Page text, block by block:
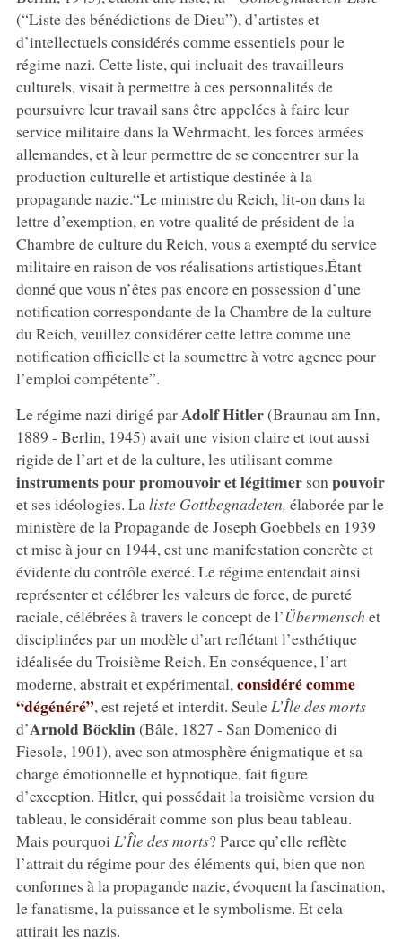
(“Liste des bénédictions de Dieu”), d’artistes et
d’intellectuels considérés comme essentiels pour le
régime nazi. Cette liste, qui incluait des travailleurs
culturels, visait à permettre à ces personnalités de
poursuivre leur travail sans être appelées à faire leur
service militaire dans la Wehrmacht, les forces armées
allemandes, et à leur permettre de se concentrer sur la
production culturelle et artistique destinée à la
propagande nazie.“Le ministre du Reich, lit-on dans la
lettre d’exemption, en votre qualité de président de la
Chambre de culture du Reich, vous a exempté du service
militaire en raison de vos réalisations artistiques.Étant
donné que vous n’êtes pas encore en possession d’une
notification correspondante de la Chambre de la culture
du Reich, veuillez considérer cette lettre comme une
notification officielle et la soumettre à votre agence pour
l’emploi compétente”.
Le régime nazi dirigé parAdolf Hitler(Braunau am Inn,
1889 - Berlin, 1945) avait une vision claire et tout aussi
rigide de l’art et de la culture, les utilisant comme
instruments pour promouvoir et légitimer son pouvoir
et ses idéologies. La liste Gottbegnadeten, élaborée par le
ministère de la Propagande de Joseph Goebbels en 1939
et mise à jour en 1944, est une manifestation concrète et
évidente du contrôle exercé. Le régime entendait ainsi
représenter et célébrer les valeurs de force, de pureté
raciale, célébrées à travers le concept de l’Übermensch et
disciplinées par un modèle d’art reflétant l’esthétique
idéalisée du Troisième Reich. En conséquence, l’art
moderne, abstrait et expérimental, considéré comme
“dégénéré”, est rejeté et interdit. Seule L’Île des morts
d’Arnold Böcklin(Bâle, 1827 - San Domenico di
Fiesole, 1901), avec son atmosphère énigmatique et sa
charge émotionnelle et hypnotique, fait figure
d’exception. Hitler, qui possédait la troisième version du
tableau, le considérait comme son plus beau tableau.
Mais pourquoi L’Île des morts? Parce qu’elle reflète
l’attrait du régime pour des éléments qui, bien que non
conformes à la propagande nazie, évoquent la fascination,
le fanatisme, la puissance et le symbolisme. Et cela
attirait les nazis.